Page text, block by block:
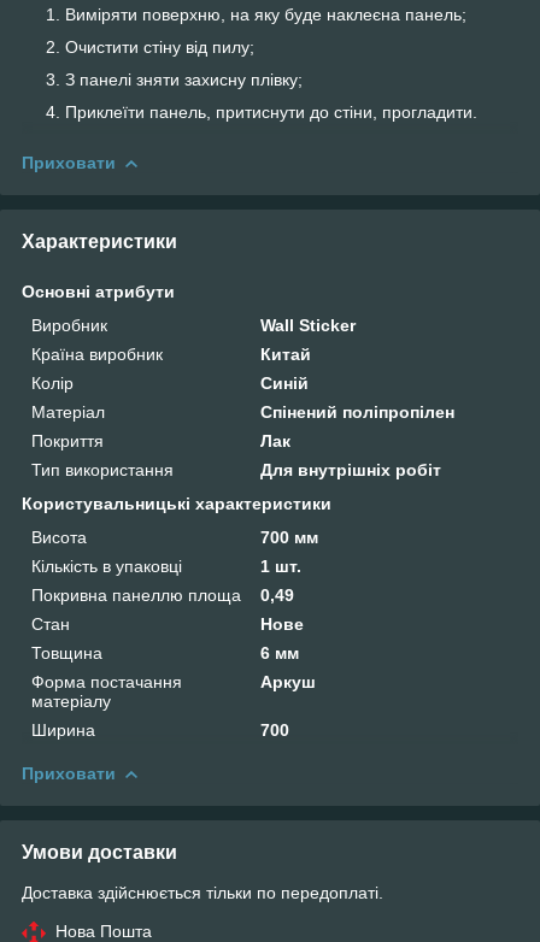
Виміряти поверхню, на яку буде наклеєна панель;
Очистити стіну від пилу;
З панелі зняти захисну плівку;
Приклеїти панель, притиснути до стіни, прогладити.
Приховати
Характеристики
Основні атрибути
Виробник
Wall Sticker
Країна виробник
Китай
Колір
Синій
Матеріал
Спінений поліпропілен
Покриття
Лак
Тип використання
Для внутрішніх робіт
Користувальницькі характеристики
Висота
700 мм
Кількість в упаковці
1 шт.
Покривна панеллю площа
0,49
Стан
Нове
Товщина
6 мм
Форма постачання
матеріалу
Аркуш
Ширина 700
Приховати
Умови доставки
Доставка здійснюється тільки по передоплаті.
Нова Пошта